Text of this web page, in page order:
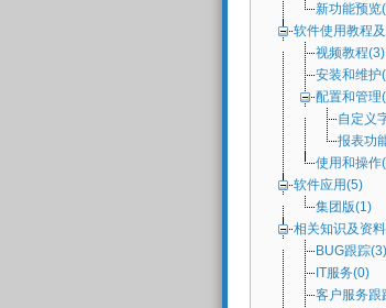
新功能预览
软件使用教程
视频教程(3)
安装和维护
配置和管理
自定义
报表功
使用和操作
软件应用(5)
集团版(1)
相关知识及资
BUG跟踪(3)
IT服务(0)
客户服务跟